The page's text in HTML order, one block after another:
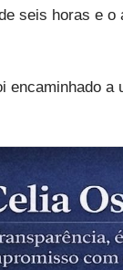
seis horas e